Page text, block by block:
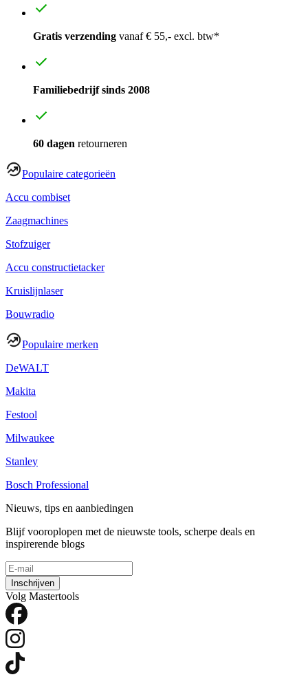
Gratis verzending vanaf € 55,- excl. btw*
Familiebedrijf sinds 2008
60 dagen retourneren
Populaire categorieën
Accu combiset
Zaagmachines
Stofzuiger
Accu constructietacker
Kruislijnlaser
Bouwradio
Populaire merken
DeWALT
Makita
Festool
Milwaukee
Stanley
Bosch Professional
Nieuws, tips en aanbiedingen
Blijf vooroplopen met de nieuwste tools, scherpe deals en
inspirerende blogs
Inschrijven
Volg Mastertools